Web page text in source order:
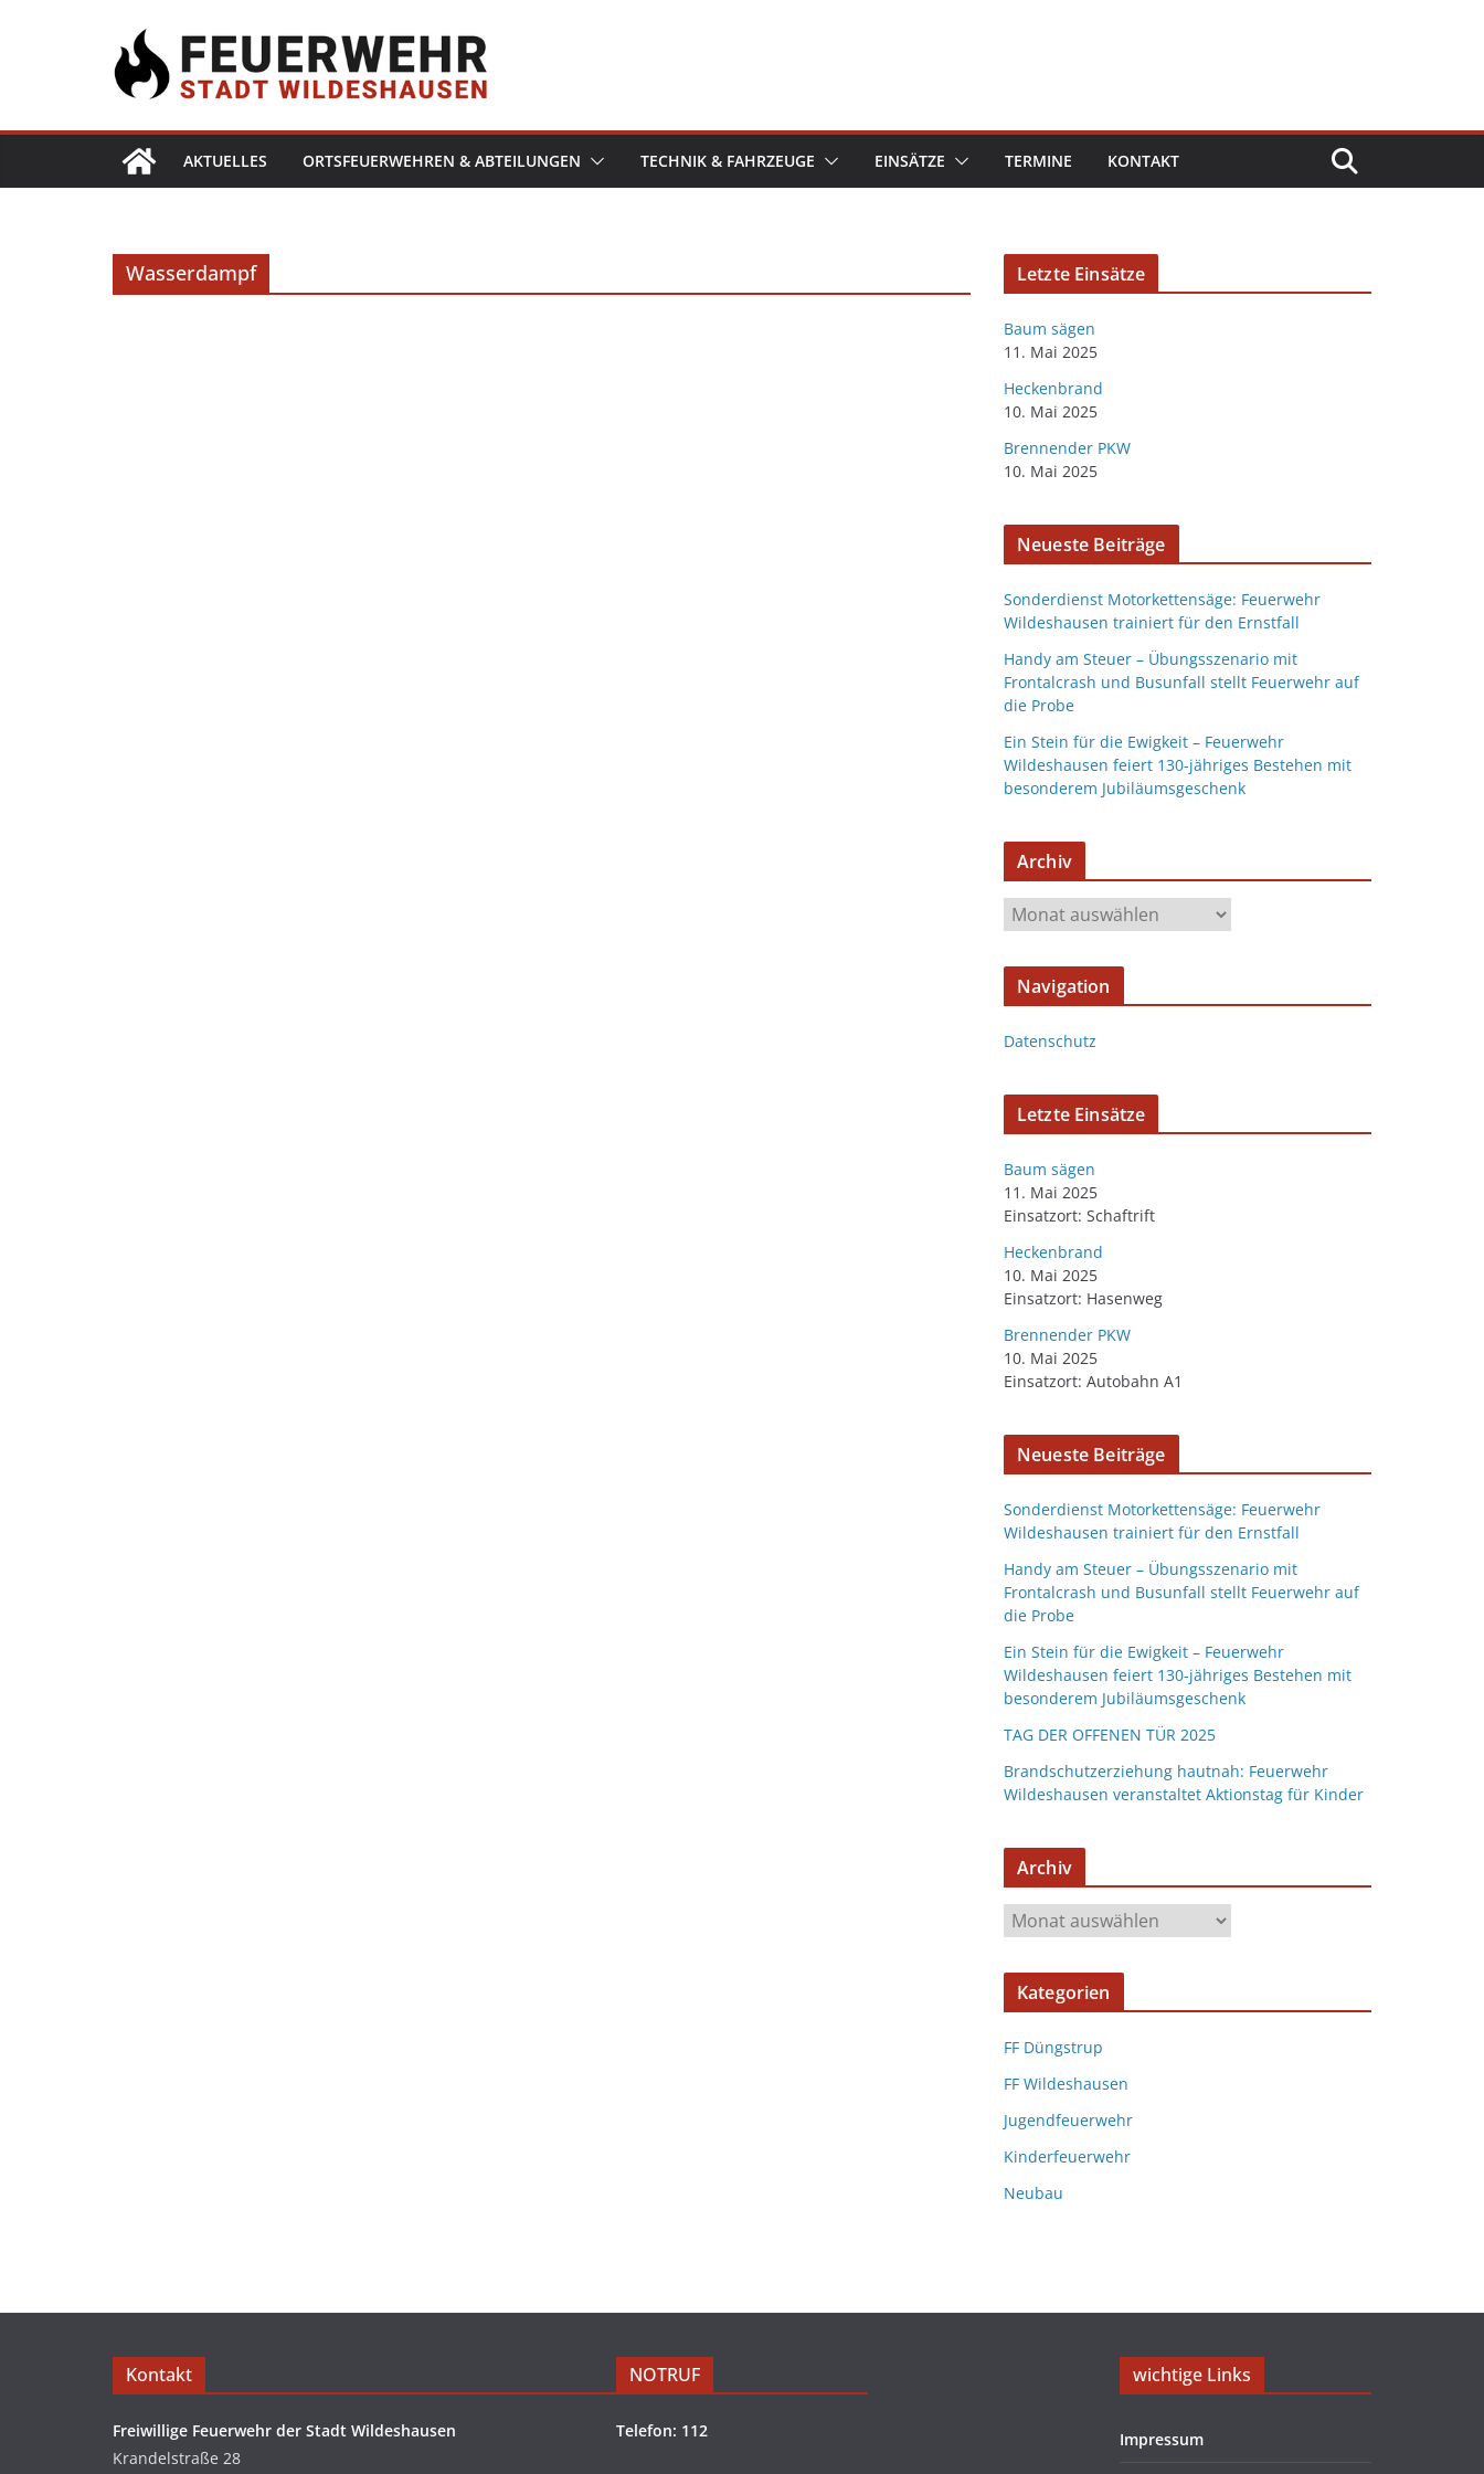
AKTUELLES ORTSFEUERWEHREN & ABTEILUNGEN TECHNIK & FAHRZEUGE EINSÄTZE TERMINE KONTAKT
Wasserdampf Letzte Einsätze
Baum sägen
11. Mai 2025
Heckenbrand
10. Mai 2025
Brennender PKW
10. Mai 2025
Neueste Beiträge
Sonderdienst Motorkettensäge: Feuerwehr
Wildeshausen trainiert für den Ernstfall
Handy am Steuer – Übungsszenario mit
Frontalcrash und Busunfall stellt Feuerwehr auf
die Probe
Ein Stein für die Ewigkeit – Feuerwehr
Wildeshausen feiert 130-jähriges Bestehen mit
besonderem Jubiläumsgeschenk
Archiv
Navigation
Datenschutz
Letzte Einsätze
Baum sägen
11. Mai 2025
Einsatzort: Schaftrift
Heckenbrand
10. Mai 2025
Einsatzort: Hasenweg
Brennender PKW
10. Mai 2025
Einsatzort: Autobahn A1
Neueste Beiträge
Sonderdienst Motorkettensäge: Feuerwehr
Wildeshausen trainiert für den Ernstfall
Handy am Steuer – Übungsszenario mit
Frontalcrash und Busunfall stellt Feuerwehr auf
die Probe
Ein Stein für die Ewigkeit – Feuerwehr
Wildeshausen feiert 130-jähriges Bestehen mit
besonderem Jubiläumsgeschenk
TAG DER OFFENEN TÜR 2025
Brandschutzerziehung hautnah: Feuerwehr
Wildeshausen veranstaltet Aktionstag für Kinder
Archiv
Kategorien
FF Düngstrup
FF Wildeshausen
Jugendfeuerwehr
Kinderfeuerwehr
Neubau
Kontakt
Freiwillige Feuerwehr der Stadt Wildeshausen
Krandelstraße 28
NOTRUF
Telefon: 112
wichtige Links
Impressum